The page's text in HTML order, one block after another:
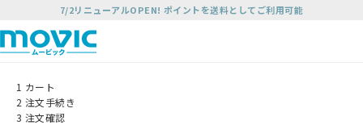
7/2リニューアルOPEN! ポイントを送料としてご利用可能
1 カート
2 注文手続き
3 注文確認